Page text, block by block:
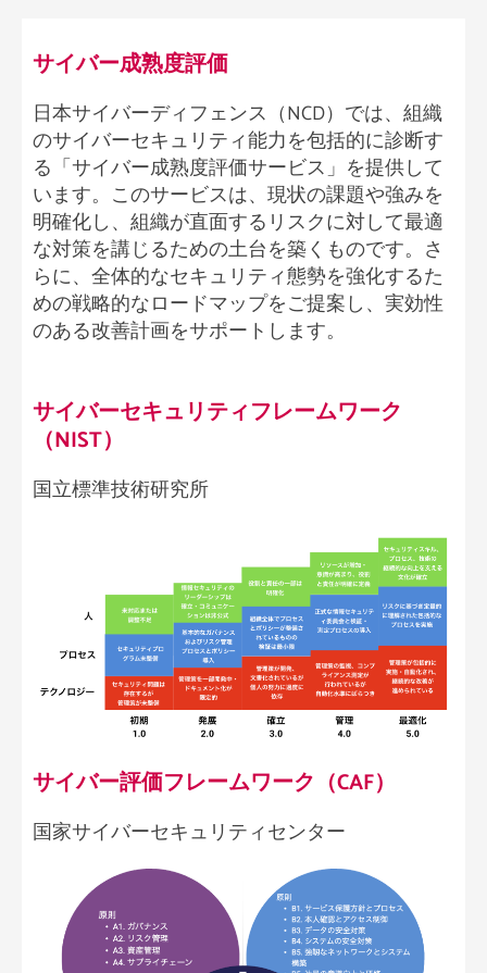
サイバー成熟度評価 ​
日本サイバーディフェンス（NCD）では、組織
のサイバーセキュリティ能力を包括的に診断す
る「サイバー成熟度評価サービス」を提供して
います。このサービスは、現状の課題や強みを
明確化し、組織が直面するリスクに対して最適
な対策を講じるための土台を築くものです。さ
らに、全体的なセキュリティ態勢を強化するた
めの戦略的なロードマップをご提案し、実効性
のある改善計画をサポートします。
サイバーセキュリティフレームワーク
（NIST）
国立標準技術研究所
サイバー評価フレームワーク（CAF）
国家サイバーセキュリティセンター